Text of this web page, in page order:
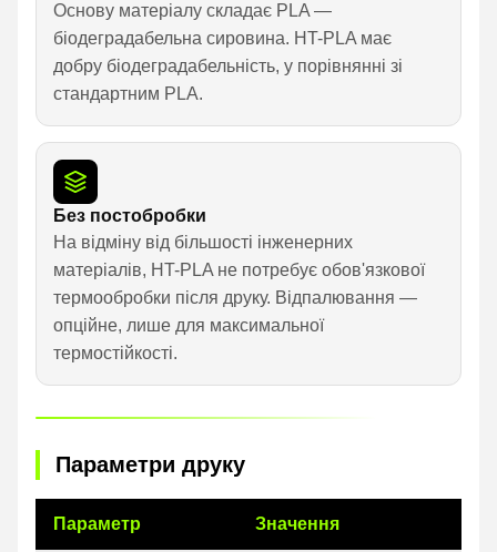
Основу матеріалу складає PLA —
біодеградабельна сировина. HT-PLA має
добру біодеградабельність, у порівнянні зі
стандартним PLA.
Без постобробки
На відміну від більшості інженерних
матеріалів, HT-PLA не потребує обов'язкової
термообробки після друку. Відпалювання —
опційне, лише для максимальної
термостійкості.
Параметри друку
Параметр Значення